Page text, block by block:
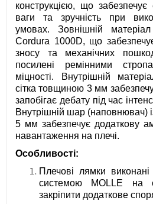
конструкцією, що
ваги та зручність при
умовах. Зовнішній
Cordura 1000D, що
зносу та механічних
посилені ремінними
міцності. Внутрішній
сітка товщиною 3 мм
запобігає дебату під час
Внутрішній шар (наповнювач)
5 мм забезпечує додаткову
навантаження на плечі.
Особливості:
Плечові лямки
системою MOLLE на
закріпити додаткове